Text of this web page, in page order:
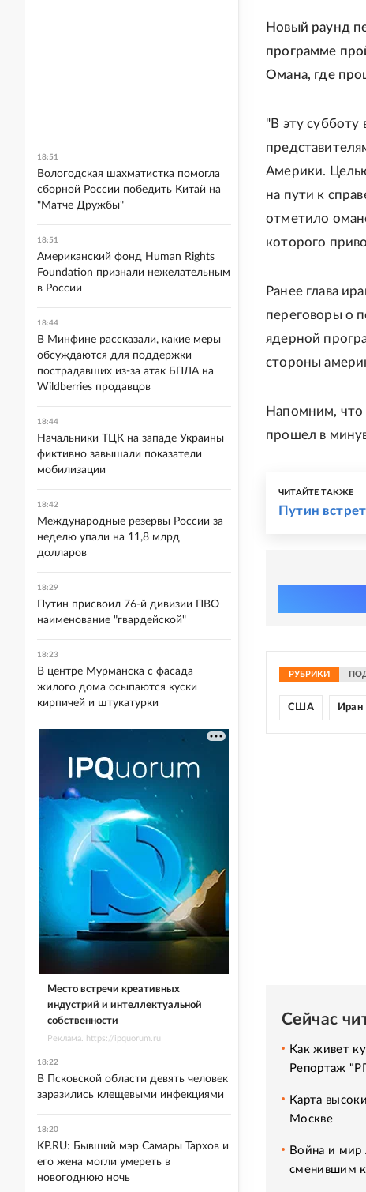
Новый раунд
программе
Омана, где
"В эту
Америки.
на пути к
отметило
которого
Ранее глава
переговоры о
ядерной
стороны
Напомним,
прошел в
ЧИТАЙТЕ ТАКЖЕ
Путин
РУБРИКИ
США Иран
Сейчас
Как живет
Репортаж
Карта
Москве
Война и мир
сменившим
18:51
Вологодская шахматистка помогла
сборной России победить Китай на
"Матче Дружбы"
18:51
Американский фонд Human Rights
Foundation признали нежелательным
в России
18:44
В Минфине рассказали, какие меры
обсуждаются для поддержки
пострадавших из-за атак БПЛА на
Wildberries продавцов
18:44
Начальники ТЦК на западе Украины
фиктивно завышали показатели
мобилизации
18:42
Международные резервы России за
неделю упали на 11,8 млрд
долларов
18:29
Путин присвоил 76-й дивизии ПВО
наименование "гвардейской"
18:23
В центре Мурманска с фасада
жилого дома осыпаются куски
кирпичей и штукатурки
Место встречи креативных
индустрий и интеллектуальной
собственности
Реклама. https://ipquorum.ru
18:22
В Псковской области девять человек
заразились клещевыми инфекциями
18:20
KP.RU: Бывший мэр Самары Тархов и
его жена могли умереть в
новогоднюю ночь